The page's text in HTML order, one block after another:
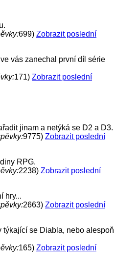
699) Zobrazit poslední
vás zanechal první díl série
171) Zobrazit poslední
jinam a netýká se D2 a D3.
9775) Zobrazit poslední
RPG.
2238) Zobrazit poslední
hry...
2663) Zobrazit poslední
týkající se Diabla, nebo alespoň
165) Zobrazit poslední